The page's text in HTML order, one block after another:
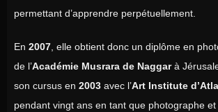
permettant d’apprendre perpétuellement.
En 2007 , elle obtient donc un diplôme en
de l’Académie Musrara de Naggarà
son cursus en 2003 avec l’Art Institute
pendant vingt ans en tant que photographe